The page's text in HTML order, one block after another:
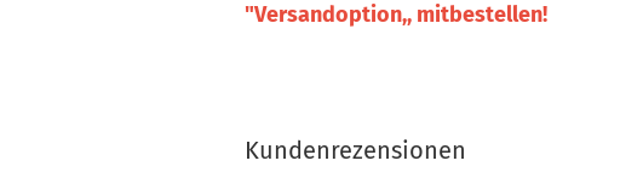
"Versandoption,, mitbestellen!
Kundenrezensionen